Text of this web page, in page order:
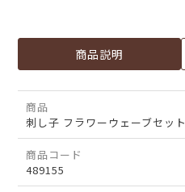
商品説明
商品
刺し子 フラワーウェーブセット
商品コード
489155